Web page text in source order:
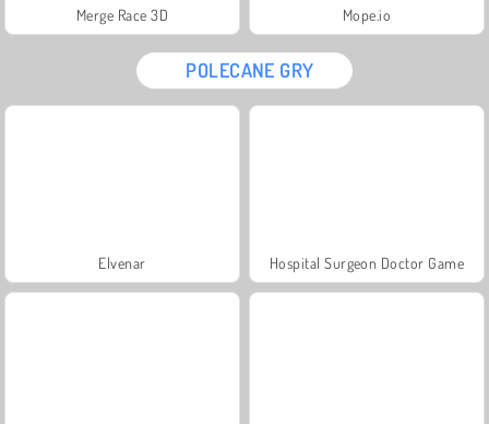
Merge Race 3D Mope.io
POLECANE GRY
Elvenar Hospital Surgeon Doctor Game